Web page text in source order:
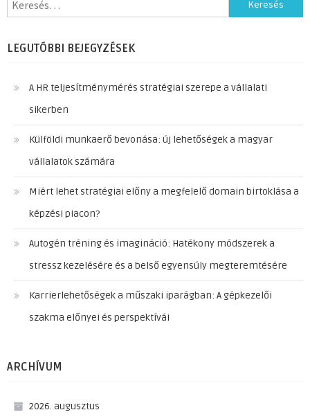
LEGUTÓBBI BEJEGYZÉSEK
A HR teljesítménymérés stratégiai szerepe a vállalati
sikerben
Külföldi munkaerő bevonása: új lehetőségek a magyar
vállalatok számára
Miért lehet stratégiai előny a megfelelő domain birtoklása a
képzési piacon?
Autogén tréning és imagináció: Hatékony módszerek a
stressz kezelésére és a belső egyensúly megteremtésére
Karrierlehetőségek a műszaki iparágban: A gépkezelői
szakma előnyei és perspektívái
ARCHÍVUM
2026. augusztus